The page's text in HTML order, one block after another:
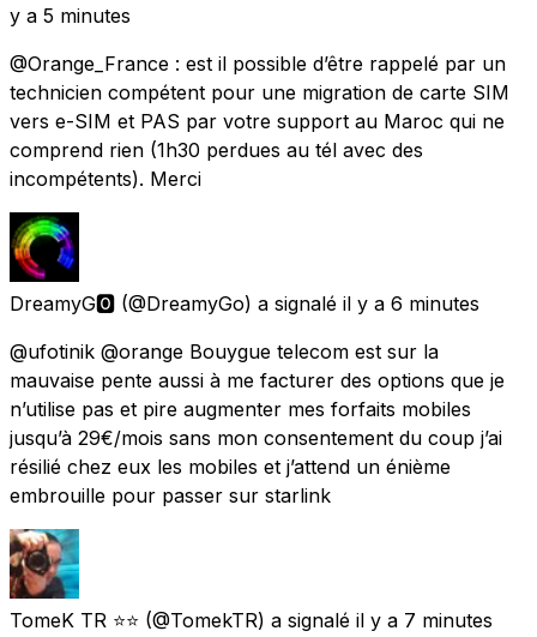
y a 5 minutes
@Orange_France : est il possible d’être rappelé par un
technicien compétent pour une migration de carte SIM
vers e-SIM et PAS par votre support au Maroc qui ne
comprend rien (1h30 perdues au tél avec des
incompétents). Merci
DreamyG🅾️ (@DreamyGo) a signalé il y a 6 minutes
@ufotinik @orange Bouygue telecom est sur la
mauvaise pente aussi à me facturer des options que je
n’utilise pas et pire augmenter mes forfaits mobiles
jusqu’à 29€/mois sans mon consentement du coup j’ai
résilié chez eux les mobiles et j’attend un énième
embrouille pour passer sur starlink
TomeK TR ⭐️⭐️ (@TomekTR) a signalé il y a 7 minutes